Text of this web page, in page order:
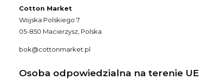
Cotton Market
Wojska Polskiego 7
05-850 Macierzysz, Polska
bok@cottonmarket.pl
Osoba odpowiedzialna na terenie UE